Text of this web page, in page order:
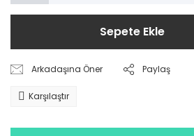
Sepete Ekle
Arkadaşına Öner Paylaş
Karşılaştır